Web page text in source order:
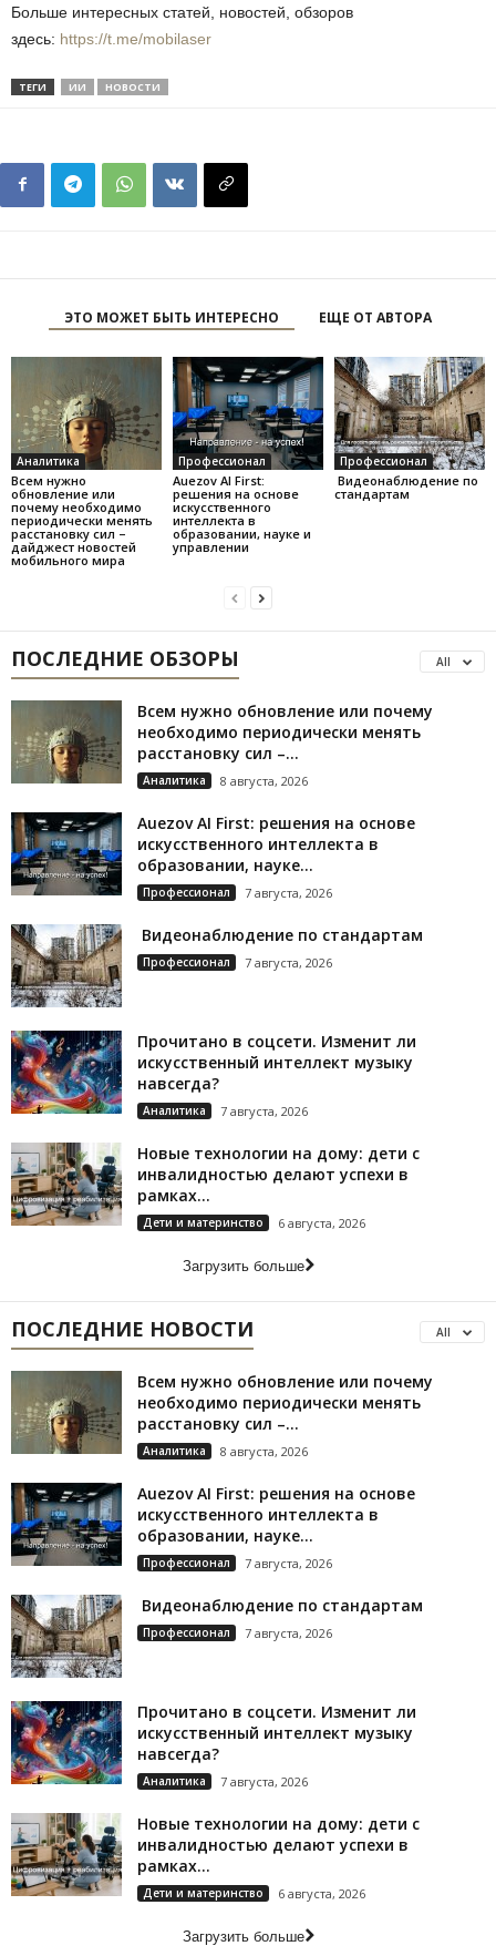
Больше интересных статей, новостей, обзоров
здесь: https://t.me/mobilaser
ТЕГИ ИИ НОВОСТИ
ЭТО МОЖЕТ БЫТЬ ИНТЕРЕСНО ЕЩЕ ОТ АВТОРА
Аналитика
Всем нужно
обновление или
почему необходимо
периодически менять
расстановку сил –
дайджест новостей
мобильного мира
Профессионал
Auezov AI First:
решения на основе
искусственного
интеллекта в
образовании, науке и
управлении
Профессионал
Видеонаблюдение по
стандартам
ПОСЛЕДНИЕ ОБЗОРЫ All
Всем нужно обновление или почему
необходимо периодически менять
расстановку сил –...
Аналитика 8 августа, 2026
Auezov AI First: решения на основе
искусственного интеллекта в
образовании, науке...
Профессионал 7 августа, 2026
Видеонаблюдение по стандартам
Профессионал 7 августа, 2026
Прочитано в соцсети. Изменит ли
искусственный интеллект музыку
навсегда?
Аналитика 7 августа, 2026
Новые технологии на дому: дети с
инвалидностью делают успехи в
рамках...
Дети и материнство 6 августа, 2026
Загрузить больше
ПОСЛЕДНИЕ НОВОСТИ All
Всем нужно обновление или почему
необходимо периодически менять
расстановку сил –...
Аналитика 8 августа, 2026
Auezov AI First: решения на основе
искусственного интеллекта в
образовании, науке...
Профессионал 7 августа, 2026
Видеонаблюдение по стандартам
Профессионал 7 августа, 2026
Прочитано в соцсети. Изменит ли
искусственный интеллект музыку
навсегда?
Аналитика 7 августа, 2026
Новые технологии на дому: дети с
инвалидностью делают успехи в
рамках...
Дети и материнство 6 августа, 2026
Загрузить больше